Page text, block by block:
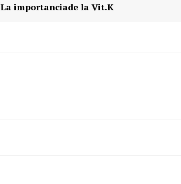
La importanciade la Vit.K